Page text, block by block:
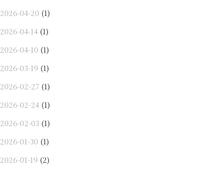
2026-04-20 (1)
2026-04-14 (1)
2026-04-10 (1)
2026-03-19 (1)
2026-02-27 (1)
2026-02-24 (1)
2026-02-03 (1)
2026-01-30 (1)
2026-01-19 (2)